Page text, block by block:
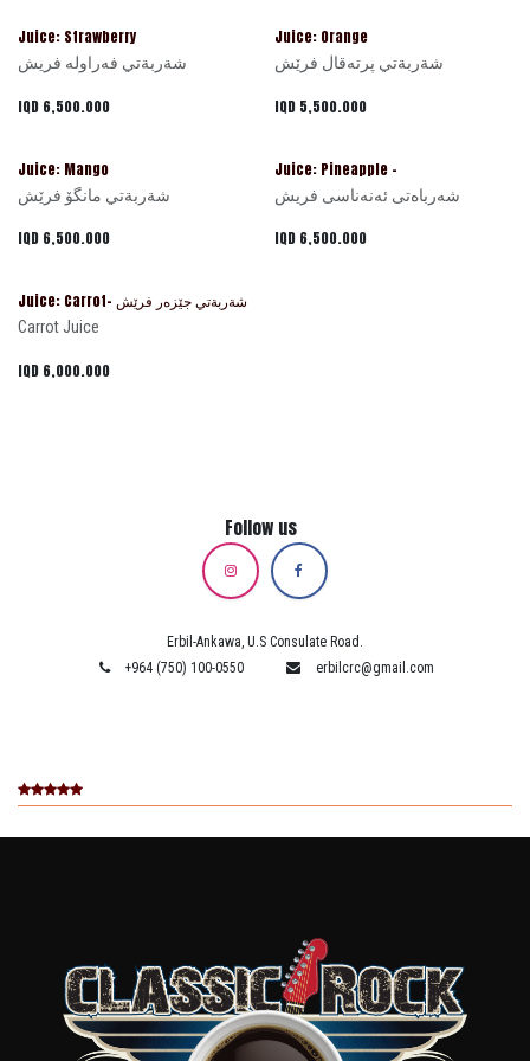
Juice: Strawberry
شةربةتي فەراولە فریش
IQD 6,500.000
Juice: Orange
شةربةتي پرتەقاڵ فرێش
IQD 5,500.000
Juice: Mango
شةربةتي مانگۆ فرێش
IQD 6,500.000
Juice: Pineapple -
شەرباەتی ئەنەناسی فریش
IQD 6,500.000
Juice: Carrot- شةربةتي جێزەر فرێش
Carrot Juice
IQD 6,000.000
Follow us
Erbil-Ankawa, U.S Consulate Road.
+964 (750) 100-0550
erbilcrc@gmail.com